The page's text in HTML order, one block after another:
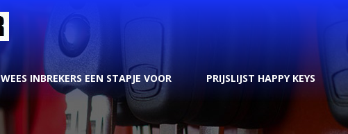
WEES INBREKERS EEN STAPJE VOOR PRIJSLIJST HAPPY KEYS